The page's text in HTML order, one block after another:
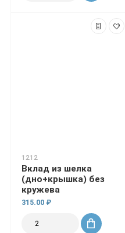
1212
Вклад из шелка
(дно+крышка) без
кружева
315.00 ₽